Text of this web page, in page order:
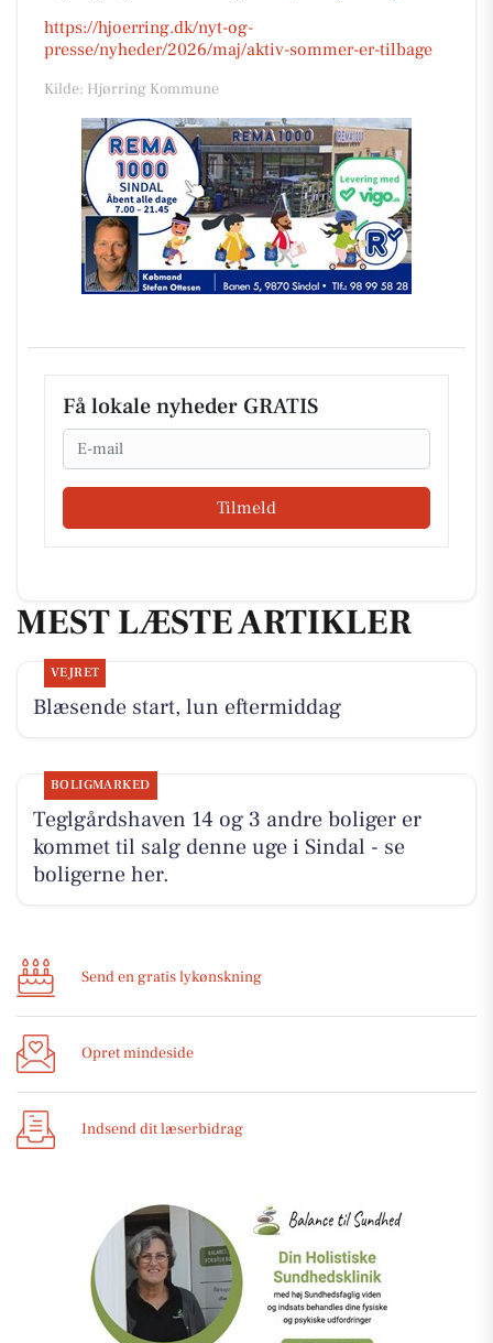
https://hjoerring.dk/nyt-og-
presse/nyheder/2026/maj/aktiv-sommer-er-tilbage
Kilde: Hjørring Kommune
Få lokale nyheder GRATIS
Email
Tilmeld
MEST LÆSTE ARTIKLER
VEJRET
Blæsende start, lun eftermiddag
BOLIGMARKED
Teglgårdshaven 14 og 3 andre boliger er
kommet til salg denne uge i Sindal - se
boligerne her.
Send en gratis lykønskning
Opret mindeside
Indsend dit læserbidrag